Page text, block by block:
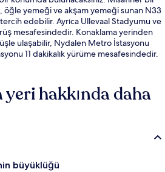
öğle yemeği ve akşam yemeği sunan N33
edebilir. Ayrıca Ullevaal Stadyumu ve
mesafesindedir. Konaklama yerinden
ulaşabilir, Nydalen Metro İstasyonu
11 dakikalık yürüme mesafesindedir.
hakkında daha
büyüklüğü